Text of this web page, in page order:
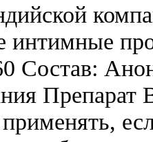
интимные
Состав: